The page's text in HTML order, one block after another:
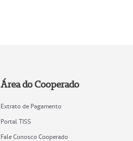
Área do Cooperado
Extrato de Pagamento
Portal TISS
Fale Conosco Cooperado